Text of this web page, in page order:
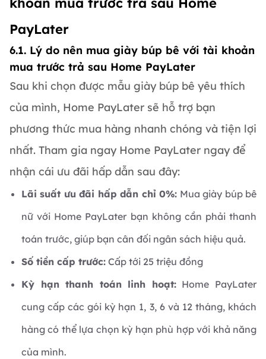
PayLater
6.1. Lý do nên mua giày búp bê với tài khoản
mua trước trả sau Home PayLater
Sau khi chọn được mẫu giày búp bê yêu thích
của mình, Home PayLater sẽ hỗ trợ bạn
phương thức mua hàng nhanh chóng và tiện lợi
nhất. Tham gia ngay Home PayLater ngay để
nhận cái ưu đãi hấp dẫn sau đây:
Lãi suất ưu đãi hấp dẫn chỉ 0%: Mua giày búp bê
nữ với Home PayLater bạn không cần phải thanh
toán trước, giúp bạn cân đối ngân sách hiệu quả.
Số tiền cấp trước: Cấp tới 25 triệu đồng
Kỳ hạn thanh toán linh hoạt:Home PayLater
cung cấp các gói kỳ hạn 1, 3, 6 và 12 tháng, khách
hàng có thể lựa chọn kỳ hạn phù hợp với khả năng
của mình.